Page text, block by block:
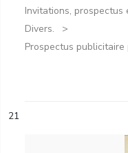
Invitations,
Divers.
Prospectus
21